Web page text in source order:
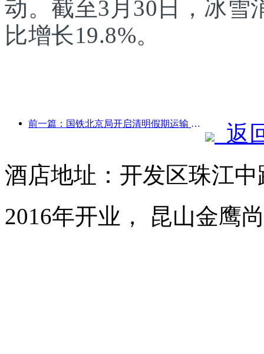
动。截至3月30日，冰雪
比增长19.8%。
前一篇：国铁北京局开启清明假期运输 预计发送旅客737万人次
返
酒店地址：开发区珠江
2016年开业， 昆山金